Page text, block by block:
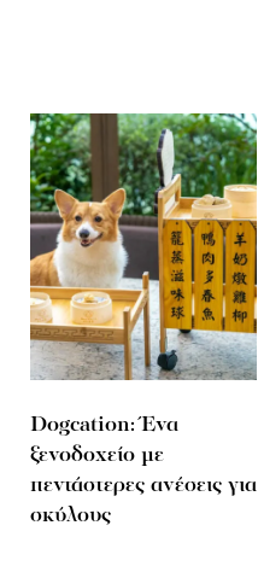
Dogcation: Ένα
ξενοδοχείο με
πεντάστερες ανέσεις για
σκύλους